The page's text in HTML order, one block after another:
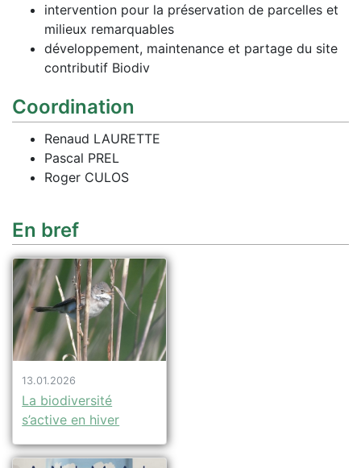
intervention pour la préservation de parcelles et
milieux remarquables
développement, maintenance et partage du site
contributif Biodiv
Coordination
Renaud LAURETTE
Pascal PREL
Roger CULOS
En bref
13.01.2026
La biodiversité
s’active en hiver